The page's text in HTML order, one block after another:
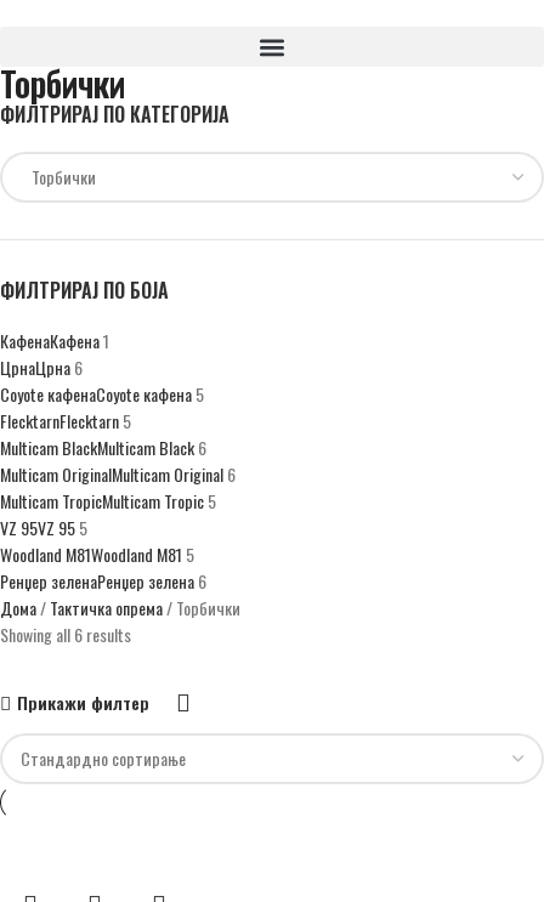
Торбички
ФИЛТРИРАЈ ПО КАТЕГОРИЈА
ФИЛТРИРАЈ ПО БОЈА
КафенаКафена1
ЦрнаЦрна6
Coyote кафенаCoyote кафена5
FlecktarnFlecktarn5
Multicam BlackMulticam Black6
Multicam OriginalMulticam Original6
Multicam TropicMulticam Tropic5
VZ 95VZ 955
Woodland М81Woodland М81 5
Ренџер зеленаРенџер зелена6
Дома Тактичка опрема Торбички
Showing all 6 results
Прикажи филтер